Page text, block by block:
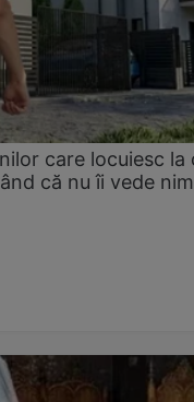
care locuiesc la
că nu îi vede